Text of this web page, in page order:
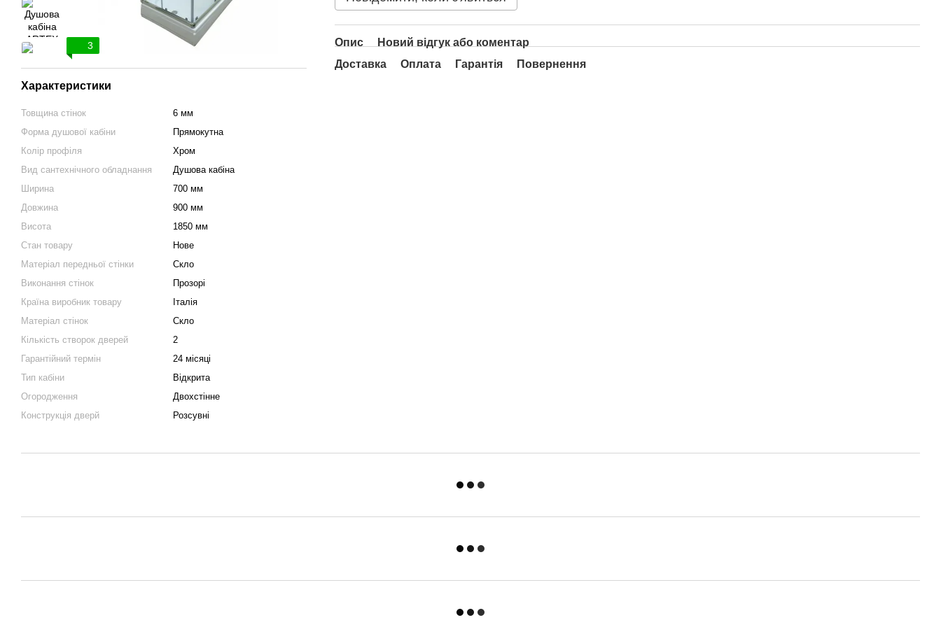
3
Характеристики
Товщина стінок
6 мм
Форма душової кабіни
Прямокутна
Колір профіля
Хром
Вид сантехнічного обладнання
Душова кабіна
Ширина
700 мм
Довжина
900 мм
Висота
1850 мм
Стан товару
Нове
Матеріал передньої стінки
Скло
Виконання стінок
Прозорі
Країна виробник товару
Італія
Матеріал стінок
Скло
Кількість створок дверей
2
Гарантійний термін
24 місяці
Тип кабіни
Відкрита
Огородження
Двохстінне
Конструкція дверй
Розсувні
Опис
Новий відгук або коментар
Доставка
Оплата Гарантія Повернення